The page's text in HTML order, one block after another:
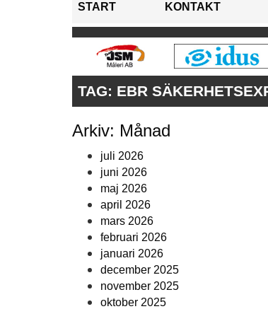
START KONTAKT
TAG: EBR
Arkiv: Månad
juli 2026
juni 2026
maj 2026
april 2026
mars 2026
februari 2026
januari 2026
december 2025
november 2025
oktober 2025